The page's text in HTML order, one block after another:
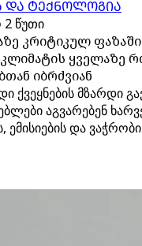
ᲓᲐ ᲢᲔᲥᲜᲝᲚᲝᲒᲘᲐ
წუთი
კრიტიკულ
კლიმატის ყველაზე
იბრძვიან
ქვეყნების მზარდი
აგვარებენ
ემისიების და